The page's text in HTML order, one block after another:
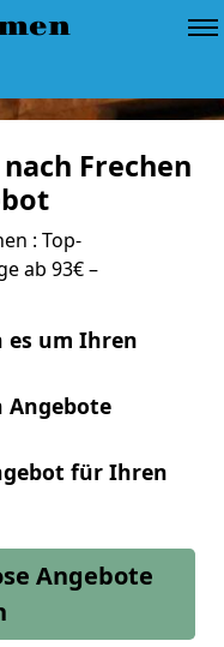
Frechen
: Top-
ab 93€ –
es um Ihren
Angebote
für Ihren
Angebote